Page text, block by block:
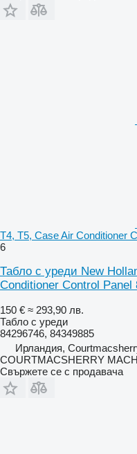
T4, T5, Case Air Conditioner
6
Табло с уреди New
Conditioner Control Panel
150 € ≈ 293,90 лв.
Табло с уреди
84296746, 84349885
Ирландия,
COURTMACSHERRY
Свържете се с продавача